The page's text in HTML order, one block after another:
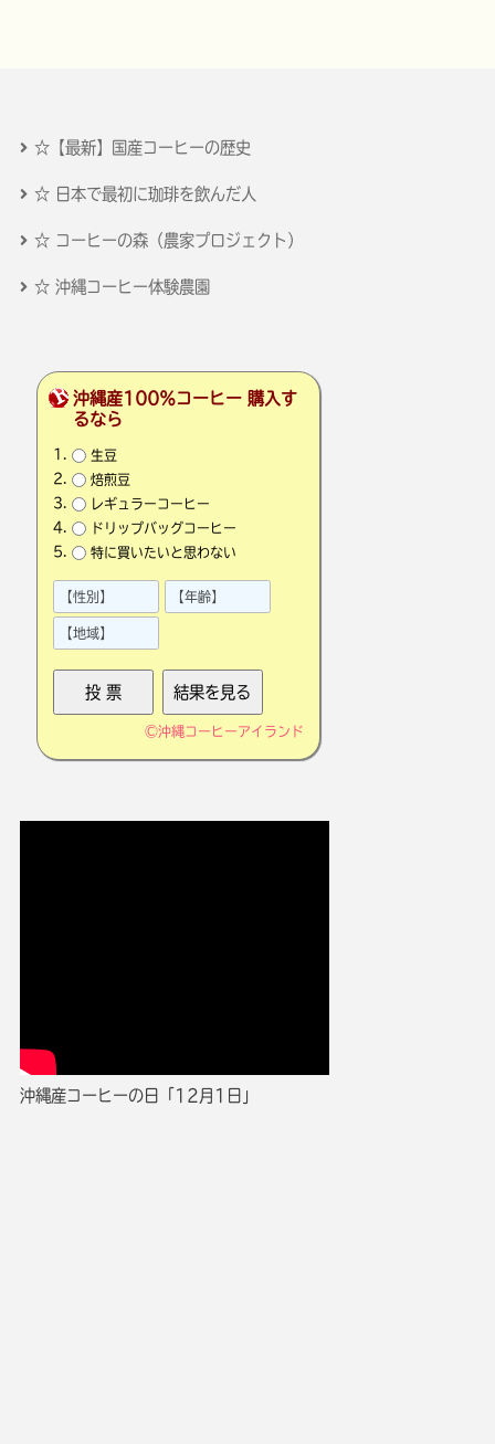
☆【最新】国産コーヒーの歴史
☆ 日本で最初に珈琲を飲んだ人
☆ コーヒーの森（農家プロジェクト）
☆ 沖縄コーヒー体験農園
沖縄産100％コーヒー 購入す
るなら
生豆
焙煎豆
レギュラーコーヒー
ドリップバッグコーヒー
特に買いたいと思わない
©沖縄コーヒーアイランド
沖縄産コーヒーの日「12月1日」